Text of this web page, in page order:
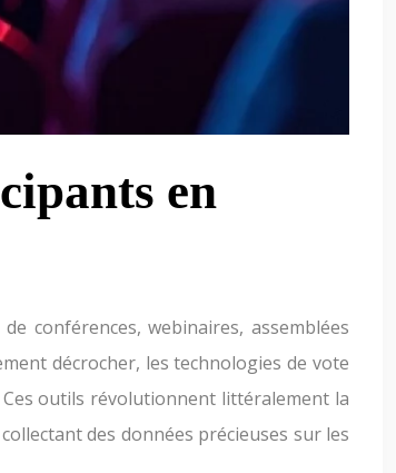
en
conférences, webinaires, assemblées
décrocher, les technologies de vote
outils révolutionnent littéralement la
des données précieuses sur les